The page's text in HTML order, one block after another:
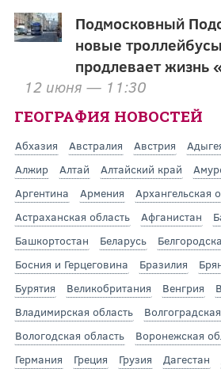
Подмосковный
новые
продлевает жизнь
12 июня — 11:30
ГЕОГРАФИЯ НОВОСТЕЙ
Абхазия Австралия Австрия
Алжир
Алтай Алтайский край
Аргентина
Армения
Архангельская
Астраханская область
Афганистан
Башкортостан
Беларусь
Босния и Герцеговина
Бразилия
Бурятия
Великобритания Венгрия
Владимирская область
Вологодская область
Воронежская
Германия
Греция Грузия Дагестан